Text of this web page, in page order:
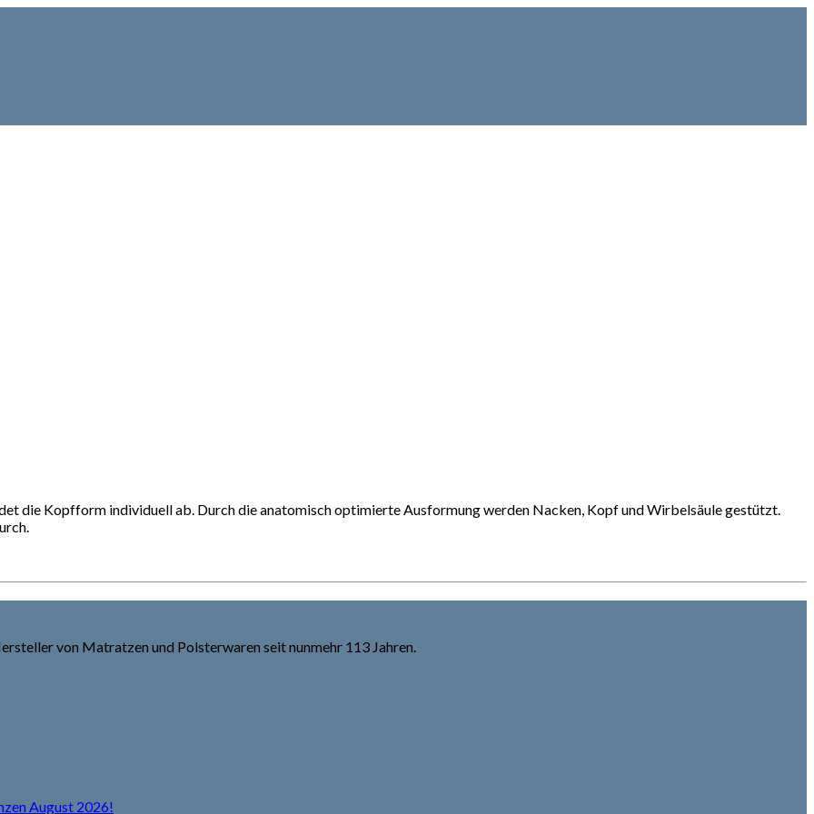
die Kopfform individuell ab. Durch die anatomisch optimierte Ausformung werden Nacken, Kopf und Wirbelsäule gestützt.
von Matratzen und Polsterwaren seit nunmehr 113 Jahren.
August 2026!